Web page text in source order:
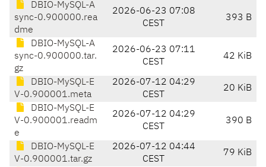
DBIO-MySQL-A
sync-0.900000.rea
dme
2026-06-23 07:08
CEST
393 B
DBIO-MySQL-A
sync-0.900000.tar.
gz
2026-06-23 07:11
CEST
42 KiB
DBIO-MySQL-E
V-0.900001.meta
2026-07-12 04:29
CEST
20 KiB
DBIO-MySQL-E
V-0.900001.readm
e
2026-07-12 04:29
CEST
390 B
DBIO-MySQL-E
V-0.900001.tar.gz
2026-07-12 04:44
CEST
79 KiB